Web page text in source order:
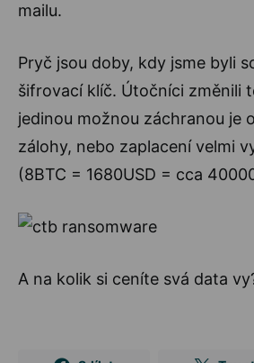
mailu.
Pryč jsou doby, kdy jsme byli
šifrovací klíč. Útočníci změnili
jedinou možnou záchranou je
zálohy, nebo zaplacení velmi
(8BTC = 1680USD = cca
A na kolik si ceníte svá data